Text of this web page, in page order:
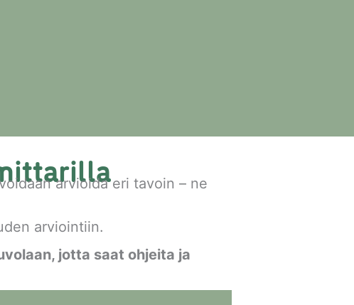
arvioida eri tavoin – ne
arviointiin.
jotta saat ohjeita ja